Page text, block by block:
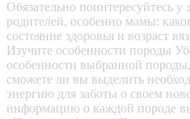
Обязательно поинтересуйтесь у
родителей, особенно мамы:
состояние здоровья и возраст
Изучите особенности породы
особенности выбранной породы,
сможете ли вы выделить
энергию для заботы о своем
информацию о каждой породе